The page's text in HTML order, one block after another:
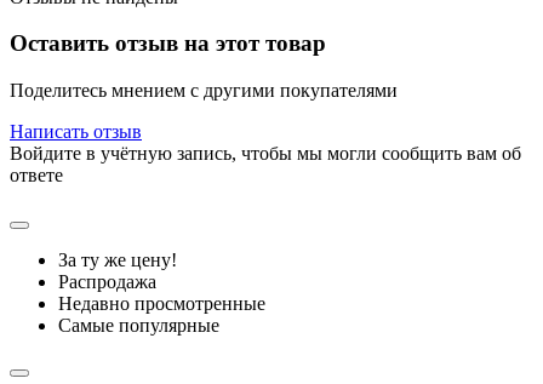
Оставить отзыв на этот товар
Поделитесь мнением с другими покупателями
Написать отзыв
Войдите в учётную запись, чтобы мы могли сообщить вам об
ответе
За ту же цену!
Распродажа
Недавно просмотренные
Самые популярные